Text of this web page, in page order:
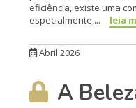
eficiência, existe uma
especialmente,...
leia
Abril 2026
A